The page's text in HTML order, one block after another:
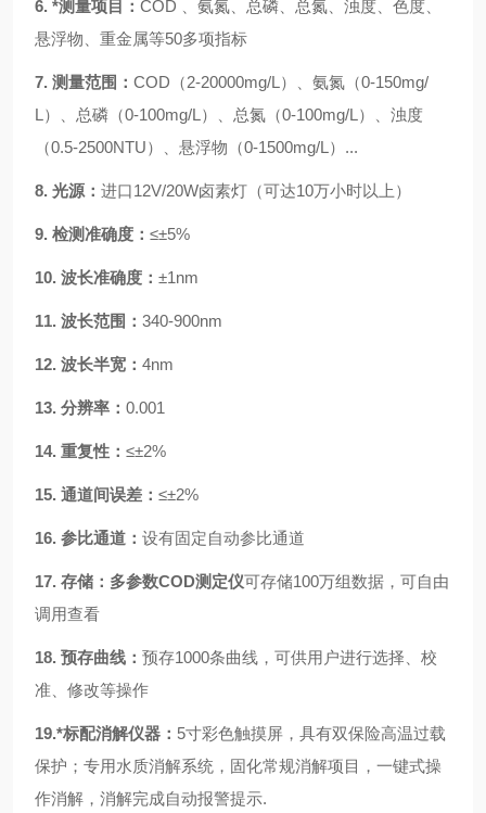
6. *测量项目： COD 、氨氮、总磷、总氮、浊度、色度、
悬浮物、 重金属等50多项指标
7. 测量范围： COD（2-20000mg/L）、氨氮（0-150mg/
L）、总磷（0-100mg/L）、总氮（0-100mg/L）、浊度
（0.5-2500NTU）、 悬浮物（0-1500mg/L）...
8. 光源： 进口12V/20W卤素灯（可达10万小时以上）
9. 检测准确度： ≤±5%
10. 波长准确度： ±1nm
11. 波长范围： 340-900nm
12. 波长半宽： 4nm
13. 分辨率： 0.001
14. 重复性： ≤±2%
15. 通道间误差： ≤±2%
16. 参比通道： 设有固定自动参比通道
17. 存储： 多参数COD测定仪可存储100万组数据，可自由
调用查看
18. 预存曲线： 预存1000条曲线，可供用户进行选择、校
准、修改等操作
19.*标配消解仪器： 5寸彩色触摸屏，具有双保险高温过载
保护；专用水质消解系统，固化常规消解项目，一键式操
作消解，消解完成自动报警提示.